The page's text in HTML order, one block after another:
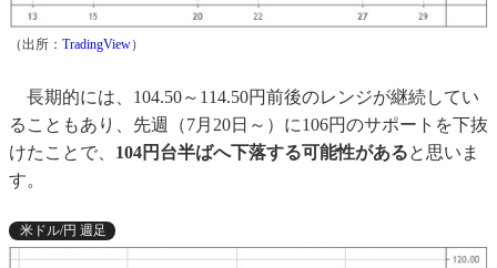
（出所： TradingView）
長期的には、104.50～114.50円前後のレンジが継続してい
ることもあり、先週（7月20日～）に106円のサポートを下抜
けたことで、 104円台半ばへ下落する可能性があると思いま
す。
米ドル/円 週足